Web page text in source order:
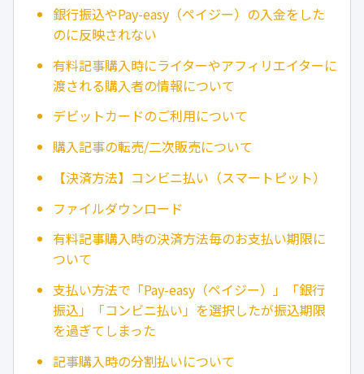
銀行振込やPay-easy（ペイジー）の入金をした
のに反映されない
有料記事購入時にライターやアフィリエイターに
渡される購入者の情報について
デビットカードのご利用について
購入記事の転売/二次販売について
【決済方法】コンビニ払い（スマートピット）
ファイルダウンロード
有料記事購入時の決済方法毎のお支払い期限に
ついて
支払い方法で「Pay-easy（ペイジー）」「銀行
振込」「コンビニ払い」を選択したが振込期限
を過ぎてしまった
記事購入時の分割払いについて